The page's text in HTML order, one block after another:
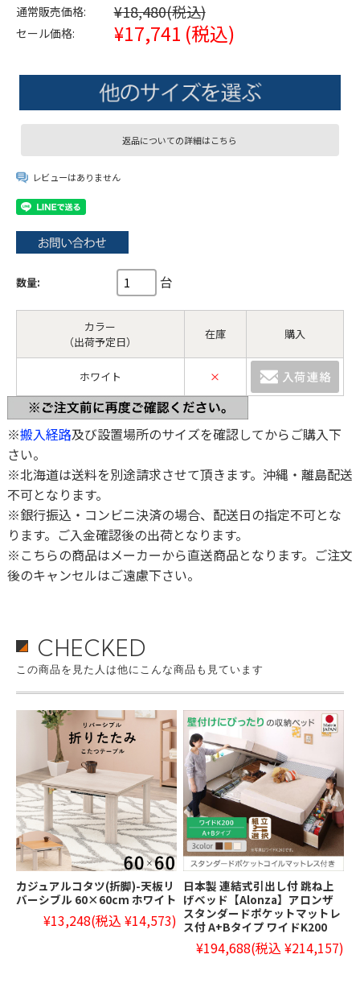
通常販売価格: ¥18,480(税込)
セール価格: ¥17,741 (税込)
返品についての詳細はこちら
レビューはありません
数量: 台
カラー
（出荷予定日）
在庫 購入
ホワイト ×
※搬入経路及び設置場所のサイズを確認してからご購入下
さい。
※北海道は送料を別途請求させて頂きます。沖縄・離島配送
不可となります。
※銀行振込・コンビニ決済の場合、配送日の指定不可とな
ります。ご入金確認後の出荷となります。
※こちらの商品はメーカーから直送商品となります。ご注文
後のキャンセルはご遠慮下さい。
CHECKED
この商品を見た人は他にこんな商品も見ています
カジュアルコタツ(折脚)-天板リ
バーシブル 60×60cm ホワイト
¥13,248(税込 ¥14,573)
日本製 連結式引出し付 跳ね上
げベッド【Alonza】アロンザ
スタンダードポケットマットレ
ス付 A+Bタイプ ワイドK200
¥194,688(税込 ¥214,157)